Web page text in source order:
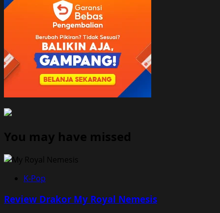
You may have missed
K-Pop
Review Drakor My Royal Nemesis